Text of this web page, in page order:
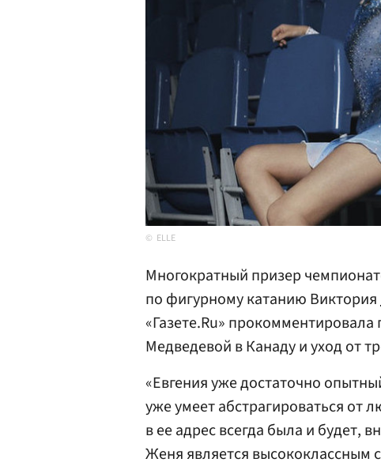
ELLE
Многократный призер
по фигурному катанию Виктория
«Газете.Ru»
Медведевой в Канаду и уход от
«Евгения уже достаточно
уже умеет абстрагироваться от
в ее адрес всегда была и будет,
Женя является высококлассным